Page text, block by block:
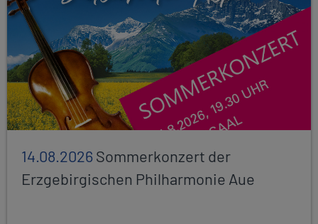
14.08.2026Sommerkonzert der
Erzgebirgischen Philharmonie Aue